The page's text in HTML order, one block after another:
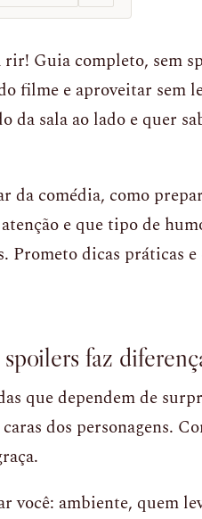
Guia completo, sem
filme e aproveitar sem
da sala ao lado e quer
da comédia, como
e que tipo de
Prometo dicas práticas
faz
que dependem de
dos personagens.
você: ambiente, quem